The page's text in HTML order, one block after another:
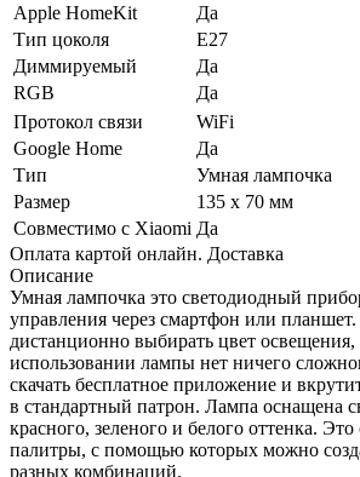
Apple HomeKit
Да
Тип цоколя
E27
Диммируемый
Да
RGB
Да
Протокол связи
WiFi
Google Home
Да
Тип
Умная лампочка
Размер
135 x 70 мм
Совместимо с Xiaomi Да
Оплата картой онлайн. Доставка
Описание
Умная лампочка это светодиодный
управления через смартфон или
дистанционно выбирать цвет
использовании лампы нет ничего
скачать бесплатное приложение и
в стандартный патрон. Лампа оснащена
красного, зеленого и белого оттенка.
палитры, с помощью которых можно
разных комбинаций.